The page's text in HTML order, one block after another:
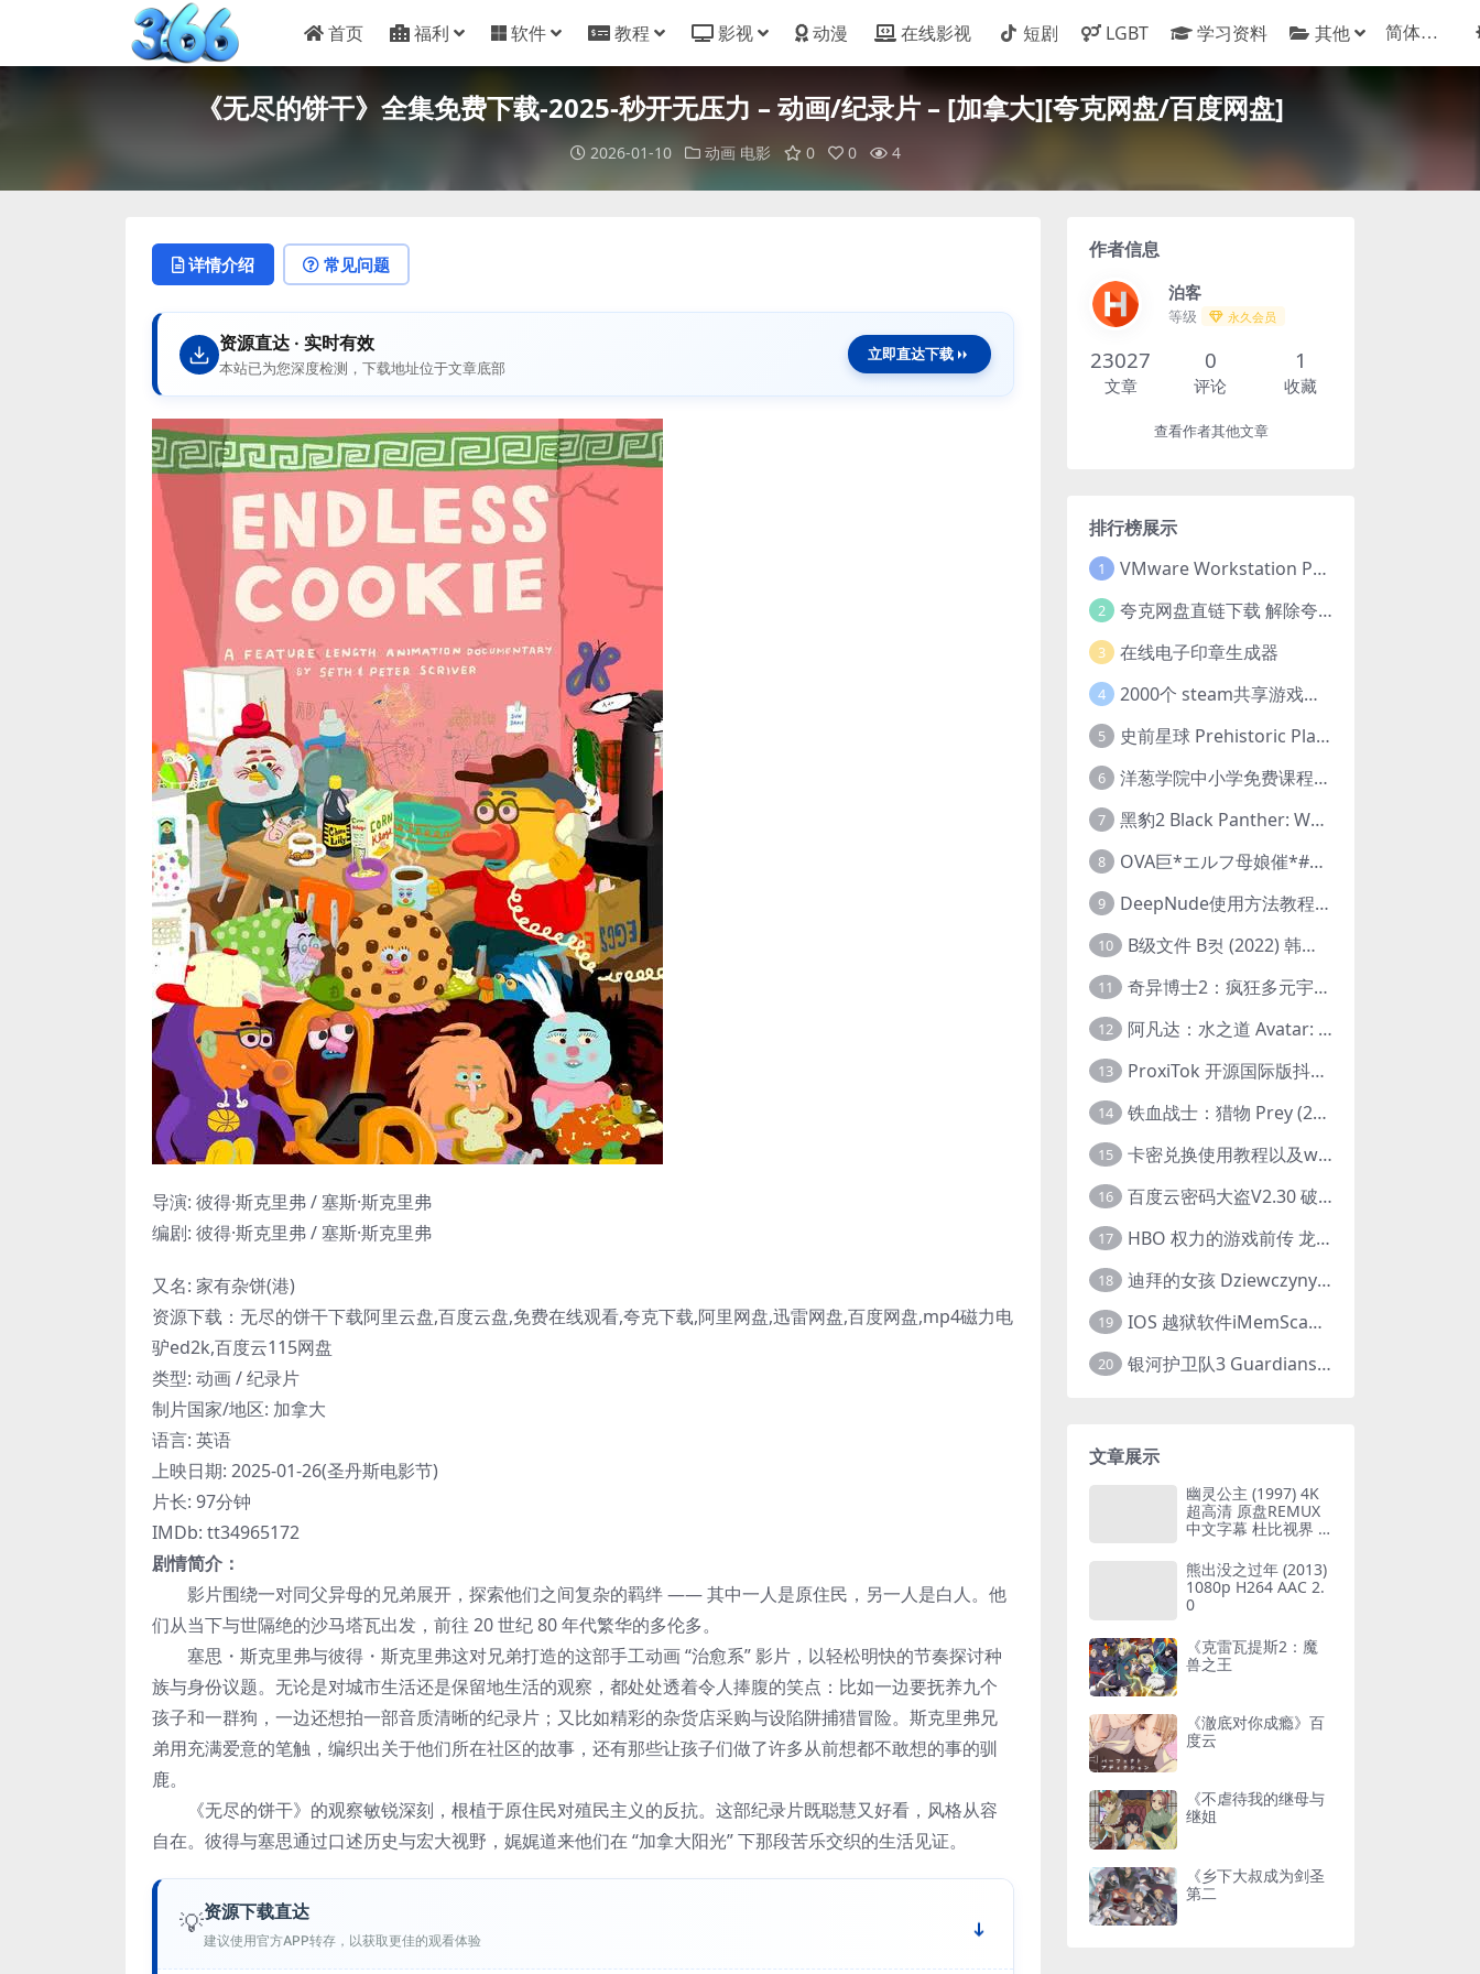
首页 福利 软件 教程 影视 动漫 在线影视 短剧 LGBT 学习资料 其他
《无尽的饼干》全集免费下载-2025-秒开无压力 – 动画/纪录片 – [加拿大][夸克网盘/百度网盘]
2026-01-10 动画 电影 0 0 4
详情介绍 常见问题
资源直达 · 实时有效
本站已为您深度检测，下载地址位于文章底部
立即直达下载
导演: 彼得·斯克里弗 / 塞斯·斯克里弗
编剧: 彼得·斯克里弗 / 塞斯·斯克里弗
又名: 家有杂饼(港)
资源下载：无尽的饼干下载阿里云盘,百度云盘,免费在线观看,夸克下载,阿里网盘,迅雷网盘,百度网盘,mp4磁力电
驴ed2k,百度云115网盘
类型: 动画 / 纪录片
制片国家/地区: 加拿大
语言: 英语
上映日期: 2025-01-26(圣丹斯电影节)
片长: 97分钟
IMDb: tt34965172
剧情简介：
影片围绕一对同父异母的兄弟展开，探索他们之间复杂的羁绊 —— 其中一人是原住民，另一人是白人。他
们从当下与世隔绝的沙马塔瓦出发，前往 20 世纪 80 年代繁华的多伦多。
塞思・斯克里弗与彼得・斯克里弗这对兄弟打造的这部手工动画 “治愈系” 影片，以轻松明快的节奏探讨种
族与身份议题。无论是对城市生活还是保留地生活的观察，都处处透着令人捧腹的笑点：比如一边要抚养九个
孩子和一群狗，一边还想拍一部音质清晰的纪录片；又比如精彩的杂货店采购与设陷阱捕猎冒险。斯克里弗兄
弟用充满爱意的笔触，编织出关于他们所在社区的故事，还有那些让孩子们做了许多从前想都不敢想的事的驯
鹿。
《无尽的饼干》的观察敏锐深刻，根植于原住民对殖民主义的反抗。这部纪录片既聪慧又好看，风格从容
自在。彼得与塞思通过口述历史与宏大视野，娓娓道来他们在 “加拿大阳光” 下那段苦乐交织的生活见证。
💡资源下载直达
建议使用官方APP转存，以获取更佳的观看体验
作者信息
泊客
等级 永久会员
23027
文章
0
评论
1
收藏
查看作者其他文章
排行榜展示
1 VMware Workstation Pro 16 永久激活密钥(序列号)
2 夸克网盘直链下载 解除夸克网盘下载限制 油猴脚本
3 在线电子印章生成器
4 2000个 steam共享游戏账号 离线steam账号分享
5 史前星球 Prehistoric Planet (2022) 中字 1080p 高清 阿里云盘 2022.5.27已更新全集
6 洋葱学院中小学免费课程集合 云盘下载
7 黑豹2 Black Panther: Wakanda Forever (2022) 高清版
8 OVA巨*エルフ母娘催*#1エルフの国を蹂*する男。汚された女王と姫
9 DeepNude使用方法教程FAQ
10 B级文件 B컷 (2022) 韩国大尺度剧情电影 1080P 中字
11 奇异博士2：疯狂多元宇宙 Doctor Strange in the Multiverse of Madness (2022) 高清版1080p
12 阿凡达：水之道 Avatar: The Way of Water (2022) 1080p 2k 4k 中文字幕
13 ProxiTok 开源国际版抖音TikTok网页版 国内网络直连
14 铁血战士：猎物 Prey (2022) 中英字幕 1080P
15 卡密兑换使用教程以及windows使用教程
16 百度云密码大盗V2.30 破解分享链接提取码
17 HBO 权力的游戏前传 龙之家族 House of the Dragon (2022) 中字 1080P 更新4集
18 迪拜的女孩 Dziewczyny z Dubaju (2021) 1080P 中字
19 IOS 越狱软件iMemScan version1.2.6 游戏内存修改器
20 银河护卫队3 Guardians of the Galaxy Vol. 3 (2023)4K高清资源1080p只分享精品
文章展示
幽灵公主 (1997) 4K
超高清 原盘REMUX
中文字幕 杜比视界 H
CM 2.0
熊出没之过年 (2013)
1080p H264 AAC 2.
0
《克雷瓦提斯2：魔
兽之王
《澈底对你成瘾》百
度云
《不虐待我的继母与
继姐
《乡下大叔成为剑圣
第二